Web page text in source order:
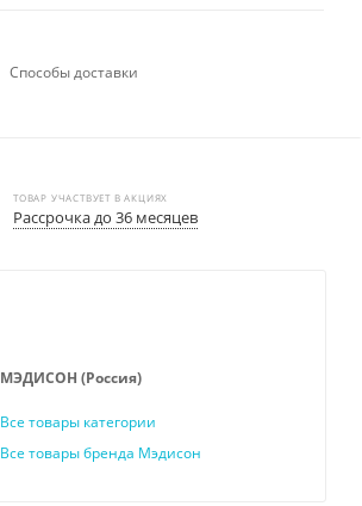
Способы доставки
ТОВАР УЧАСТВУЕТ В АКЦИЯХ
Рассрочка до 36 месяцев
МЭДИСОН (Россия)
Все товары категории
Все товары бренда Мэдисон